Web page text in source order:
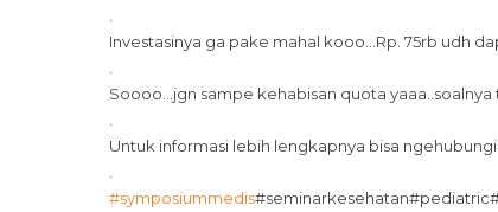
Investasinya ga pake mahal kooo…Rp. 75rb udh
Soooo…jgn sampe kehabisan quota yaaa..soalnya
Untuk informasi lebih lengkapnya bisa ngehubungin
#symposiummedis